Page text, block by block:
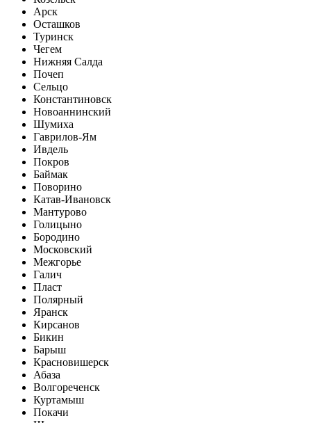
Арск
Осташков
Туринск
Чегем
Нижняя Салда
Почеп
Сельцо
Константиновск
Новоаннинский
Шумиха
Гаврилов-Ям
Ивдель
Покров
Баймак
Поворино
Катав-Ивановск
Мантурово
Голицыно
Бородино
Московский
Межгорье
Галич
Пласт
Полярный
Яранск
Кирсанов
Бикин
Барыш
Красновишерск
Абаза
Волгореченск
Куртамыш
Покачи